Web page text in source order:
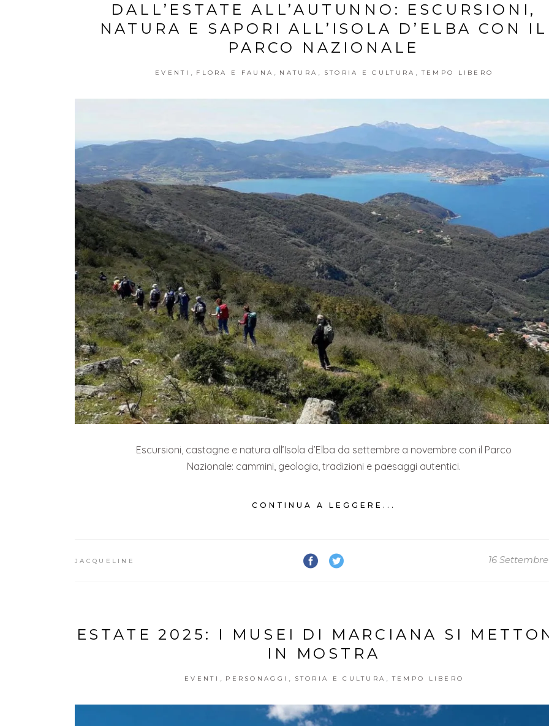
DALL’ESTATE ALL’AUTUNNO: ESCURSIONI,
NATURA E SAPORI ALL’ISOLA D’ELBA CON IL
PARCO NAZIONALE
EVENTI FLORA E FAUNA NATURA STORIA E CULTURA TEMPO LIBERO
Escursioni, castagne e natura all’Isola d’Elba da settembre a novembre con il Parco
Nazionale: cammini, geologia, tradizioni e paesaggi autentici.
CONTINUA A LEGGERE...
JACQUELINE 16
ESTATE 2025: I MUSEI DI MARCIANA SI
IN MOSTRA
EVENTI PERSONAGGI STORIA E CULTURA TEMPO LIBERO